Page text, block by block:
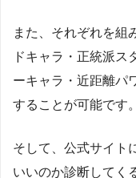
また、それぞれを組
ドキャラ・正統派ス
ーキャラ・近距離パ
することが可能です。
そして、公式サイト
いいのか診断してく